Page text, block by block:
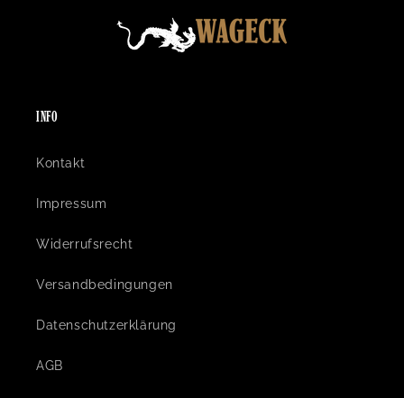
INFO
Kontakt
Impressum
Widerrufsrecht
Versandbedingungen
Datenschutzerklärung
AGB